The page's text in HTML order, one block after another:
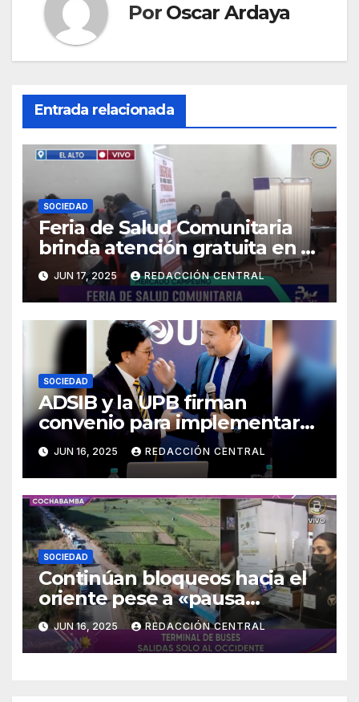
Por Oscar Ardaya
Entrada relacionada
SOCIEDAD
Feria de Salud Comunitaria
brinda atención gratuita en El
Alto
JUN 17, 2025 REDACCIÓN CENTRAL
SOCIEDAD
ADSIB y la UPB firman
convenio para implementar
certificados digitales
JUN 16, 2025 REDACCIÓN CENTRAL
SOCIEDAD
Continúan bloqueos hacia el
oriente pese a «pausa
humanitaria»
JUN 16, 2025 REDACCIÓN CENTRAL